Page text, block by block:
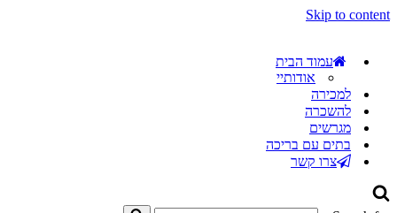
Skip to content
עמוד הבית
אודותיי
למכירה
להשכרה
מגרשים
בתים עם בריכה
צרו קשר